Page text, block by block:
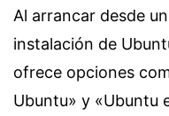
Al arrancar desde
instalación de
ofrece opciones
Ubuntu» y «Ubuntu